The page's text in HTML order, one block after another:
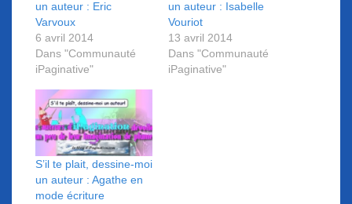
un auteur : Eric
Varvoux
6 avril 2014
Dans "Communauté
iPaginative"
un auteur : Isabelle
Vouriot
13 avril 2014
Dans "Communauté
iPaginative"
S’il te plait, dessine-moi
un auteur : Agathe en
mode écriture